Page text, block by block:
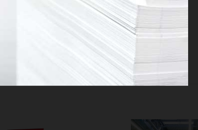
formater ved større bestillinger).